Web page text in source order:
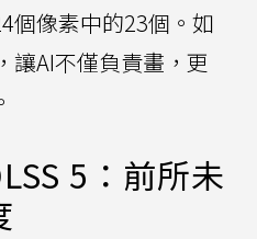
個像素中的23個。如
讓AI不僅負責畫，更
5：前所未